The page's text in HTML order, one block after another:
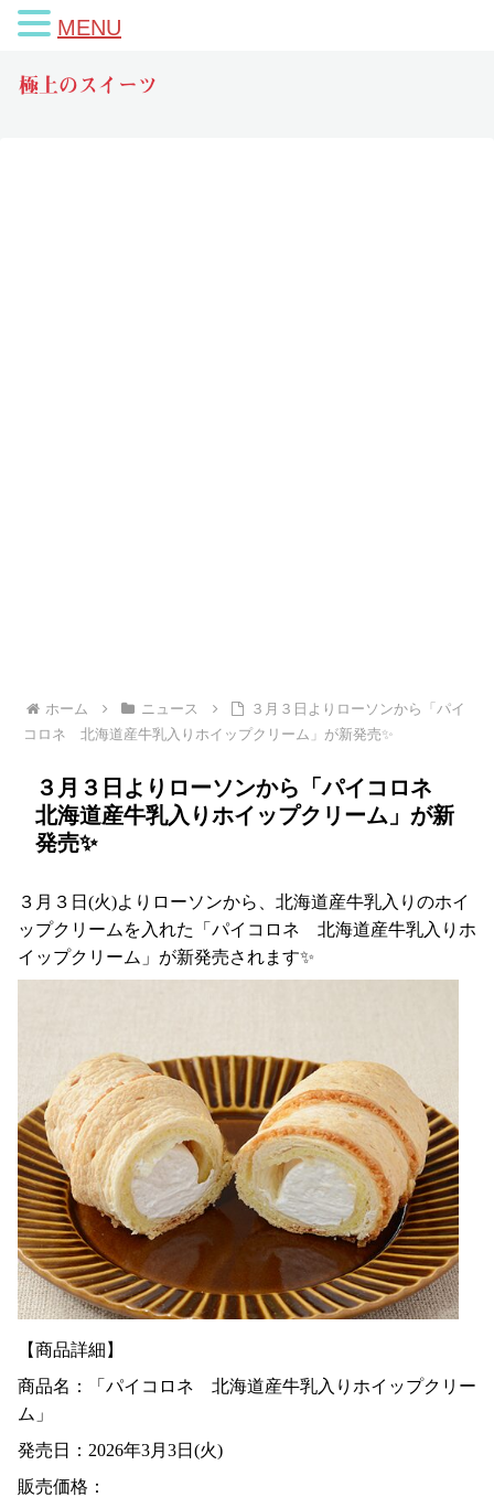
極上のスイーツ
ホーム ニュース
３月３日よりローソンから「パイ
コロネ 北海道産牛乳入りホイップクリーム」が新発売✨
３月３日よりローソンから「パイコロネ
北海道産牛乳入りホイップクリーム」が新
発売✨
３月３日(火)よりローソンから、北海道産牛乳入りのホイ
ップクリームを入れた「パイコロネ 北海道産牛乳入りホ
イップクリーム」が新発売されます✨
【商品詳細】
商品名：「パイコロネ 北海道産牛乳入りホイップクリー
ム」
発売日：2026年3月3日(火)
販売価格：
MENU